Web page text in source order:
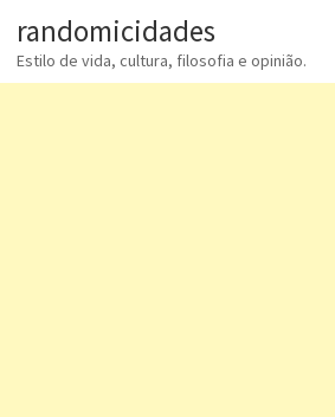
randomicidades
Estilo de vida, cultura, filosofia e opinião.